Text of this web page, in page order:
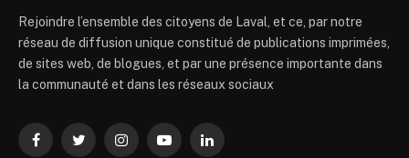
Rejoindre l’ensemble des citoyens de Laval, et ce, par notre
réseau de diffusion unique constitué de publications imprimées,
de sites web, de blogues, et par une présence importante dans
la communauté et dans les réseaux sociaux
FacebookTwitterInstagramYouTubeLinkedIn